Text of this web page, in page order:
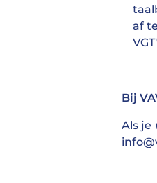
af
Bij
Als je